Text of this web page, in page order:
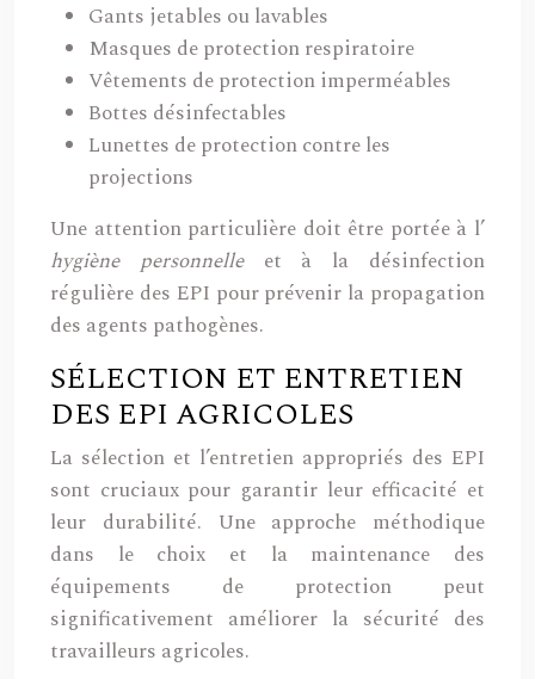
Gants jetables ou lavables
Masques de protection respiratoire
Vêtements de protection imperméables
Bottes désinfectables
Lunettes de protection contre les
projections
Une attention particulière doit être portée à l’
hygiène personnelle et à la désinfection
régulière des EPI pour prévenir la propagation
des agents pathogènes.
SÉLECTION ET ENTRETIEN
DES EPI AGRICOLES
La sélection et l’entretien appropriés des EPI
sont cruciaux pour garantir leur efficacité et
leur durabilité. Une approche méthodique
dans le choix et la maintenance des
équipements de protection peut
significativement améliorer la sécurité des
travailleurs agricoles.